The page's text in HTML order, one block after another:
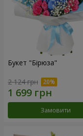
Букет "Бірюза"
2 124 грн
Замовити